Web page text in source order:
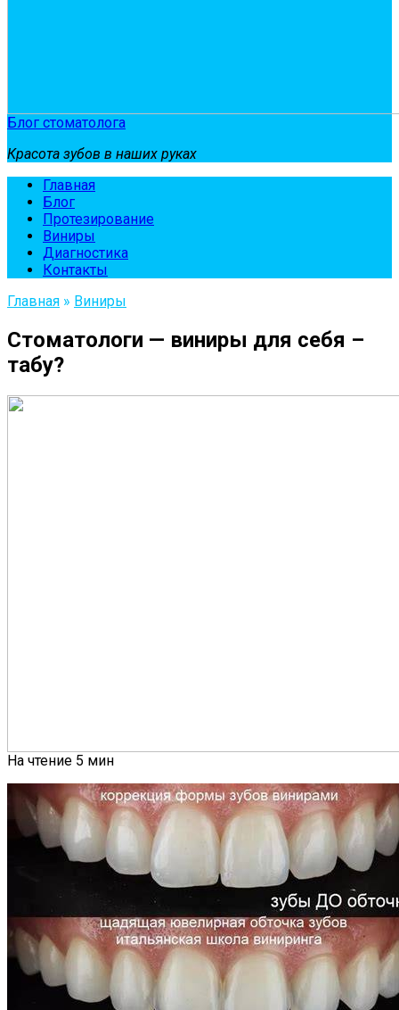
Блог стоматолога
Красота зубов в наших руках
Главная
Блог
Протезирование
Виниры
Диагностика
Контакты
Главная » Виниры
Стоматологи — виниры для себя –
табу?
На чтение 5 мин